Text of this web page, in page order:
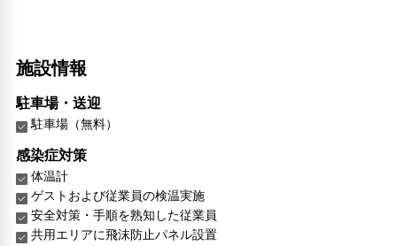
施設情報
駐車場・送迎
駐車場（無料）
感染症対策
体温計
ゲストおよび従業員の検温実施
安全対策・手順を熟知した従業員
共用エリアに飛沫防止パネル設置